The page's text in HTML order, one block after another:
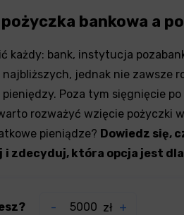
bankowa a
każdy: bank, instytucja
jednak nie zawsze
Poza tym sięgnięcie
rozważyć wzięcie pożyczki
pieniądze? Dowiedz się,
i zdecyduj, która opcja jest
zł
- +